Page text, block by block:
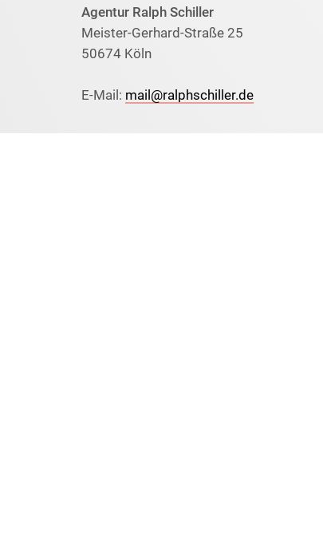
Agentur Ralph Schiller
Meister-Gerhard-Straße 25
50674 Köln
E-Mail: mail@ralphschiller.de